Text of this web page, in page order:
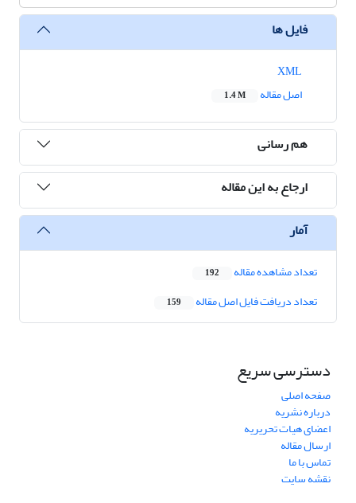
فایل ها
اصل مقاله
1.4 M
هم رسانی
ارجاع به این مقاله
آمار
تعداد مشاهده مقاله 192
تعداد دریافت فایل اصل مقاله 159
دسترسی سریع
صفحه اصلی
درباره نشریه
اعضای هیات تحریریه
ارسال مقاله
تماس با ما
نقشه سایت